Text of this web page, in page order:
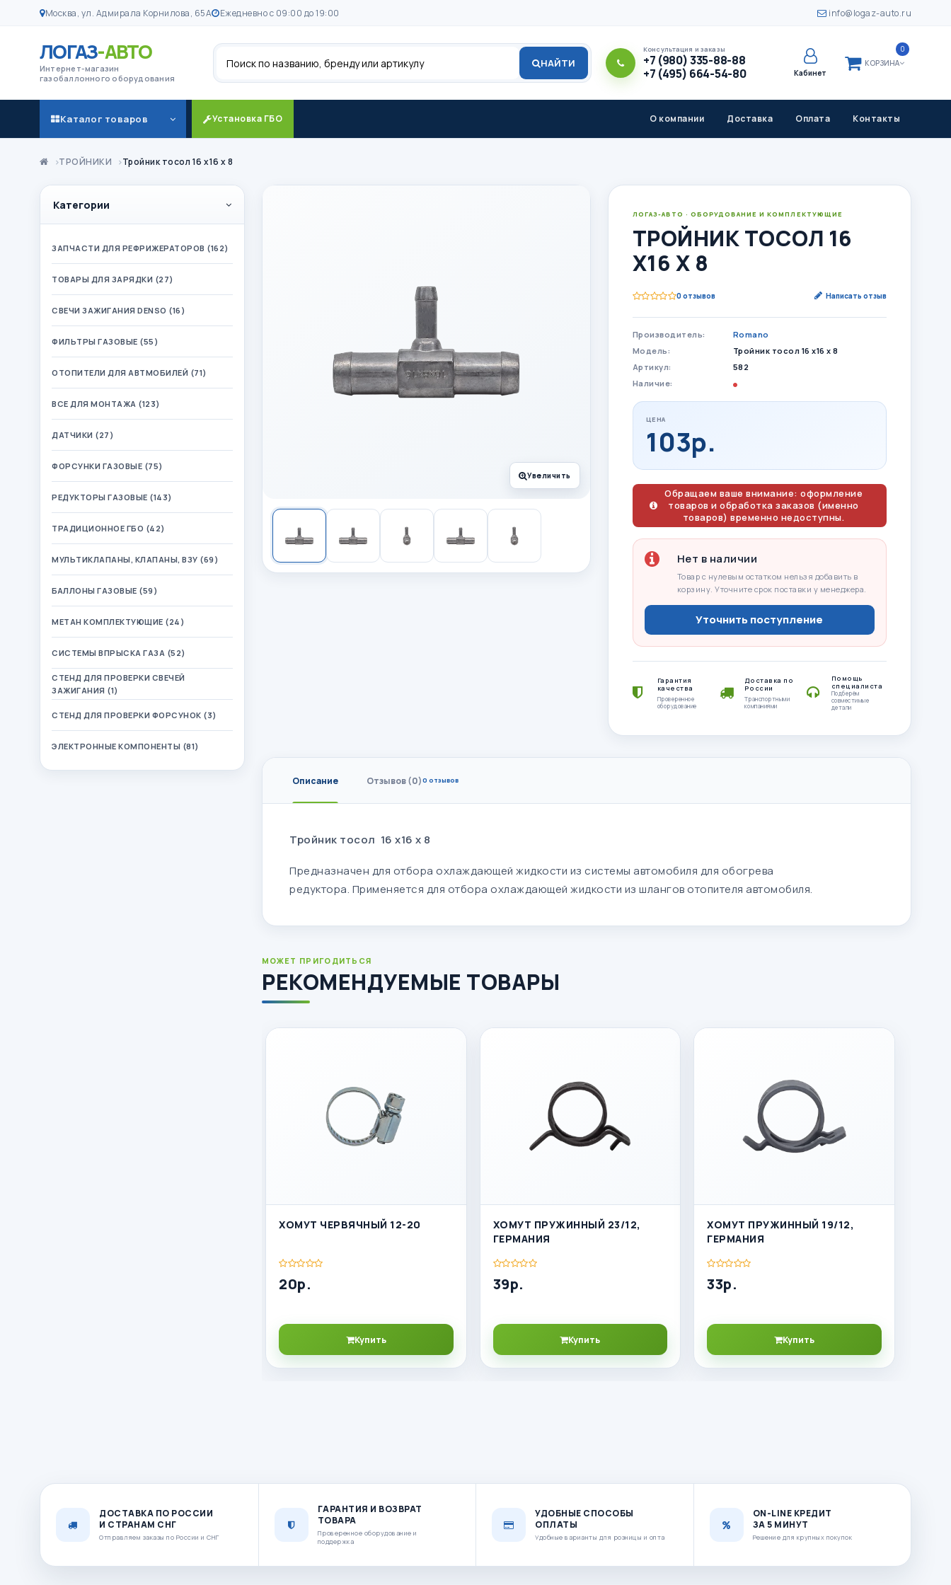
Москва, ул. Адмирала Корнилова, 65А Ежедневно с 09:00 до 19:00 info@logaz-auto.ru
ЛОГАЗ-АВТО
Интернет-магазин
газобаллонного оборудования
НАЙТИ
Консультация и заказы
+7 (980) 335-88-88
+7 (495) 664-54-80
Кабинет
КОРЗИНА
0
Каталог товаров Установка ГБО О компании Доставка Оплата Контакты
ТРОЙНИКИ Тройник тосол 16 х16 х 8
Категории
ЗАПЧАСТИ ДЛЯ РЕФРИЖЕРАТОРОВ (162)
ТОВАРЫ ДЛЯ ЗАРЯДКИ (27)
СВЕЧИ ЗАЖИГАНИЯ DENSO (16)
ФИЛЬТРЫ ГАЗОВЫЕ (55)
ОТОПИТЕЛИ ДЛЯ АВТМОБИЛЕЙ (71)
ВСЕ ДЛЯ МОНТАЖА (123)
ДАТЧИКИ (27)
ФОРСУНКИ ГАЗОВЫЕ (75)
РЕДУКТОРЫ ГАЗОВЫЕ (143)
ТРАДИЦИОННОЕ ГБО (42)
МУЛЬТИКЛАПАНЫ, КЛАПАНЫ, ВЗУ (69)
БАЛЛОНЫ ГАЗОВЫЕ (59)
МЕТАН КОМПЛЕКТУЮЩИЕ (24)
СИСТЕМЫ ВПРЫСКА ГАЗА (52)
СТЕНД ДЛЯ ПРОВЕРКИ СВЕЧЕЙ
ЗАЖИГАНИЯ (1)
СТЕНД ДЛЯ ПРОВЕРКИ ФОРСУНОК (3)
ЭЛЕКТРОННЫЕ КОМПОНЕНТЫ (81)
Увеличить
ЛОГАЗ-АВТО · ОБОРУДОВАНИЕ И КОМПЛЕКТУЮЩИЕ
ТРОЙНИК ТОСОЛ 16
Х16 Х 8
0 отзывов Написать отзыв
Производитель:
Romano
Модель:
Тройник тосол 16 х16 х 8
Артикул:
582
Наличие:
ЦЕНА
103р.
Обращаем ваше внимание: оформление
товаров и обработка заказов (именно
товаров) временно недоступны.
Нет в наличии
Товар с нулевым остатком нельзя добавить в
корзину. Уточните срок поставки у менеджера.
Уточнить поступление
Гарантия
качества
Проверенное
оборудование
Доставка по
России
Транспортными
компаниями
Помощь
специалиста
Подберём
совместимые
детали
Описание Отзывов (0)0 отзывов
Тройник тосол 16 х16 х 8
Предназначен для отбора охлаждающей жидкости из системы автомобиля для обогрева
редуктора. Применяется для отбора охлаждающей жидкости из шлангов отопителя автомобиля.
МОЖЕТ ПРИГОДИТЬСЯ
РЕКОМЕНДУЕМЫЕ ТОВАРЫ
ХОМУТ ЧЕРВЯЧНЫЙ 12-20
20р.
Купить
ХОМУТ ПРУЖИННЫЙ 23/12,
ГЕРМАНИЯ
39р.
Купить
ХОМУТ ПРУЖИННЫЙ 19/12,
ГЕРМАНИЯ
33р.
Купить
ДОСТАВКА ПО РОССИИ
И СТРАНАМ СНГ
Отправляем заказы по России и СНГ
ГАРАНТИЯ И ВОЗВРАТ
ТОВАРА
Проверенное оборудование и
поддержка
УДОБНЫЕ СПОСОБЫ
ОПЛАТЫ
Удобные варианты для розницы и опта
ON-LINE КРЕДИТ
ЗА 5 МИНУТ
Решение для крупных покупок